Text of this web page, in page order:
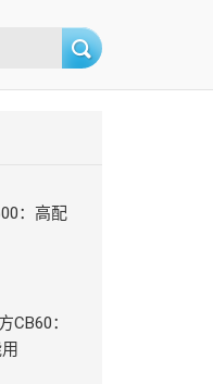
：高配
CB60：